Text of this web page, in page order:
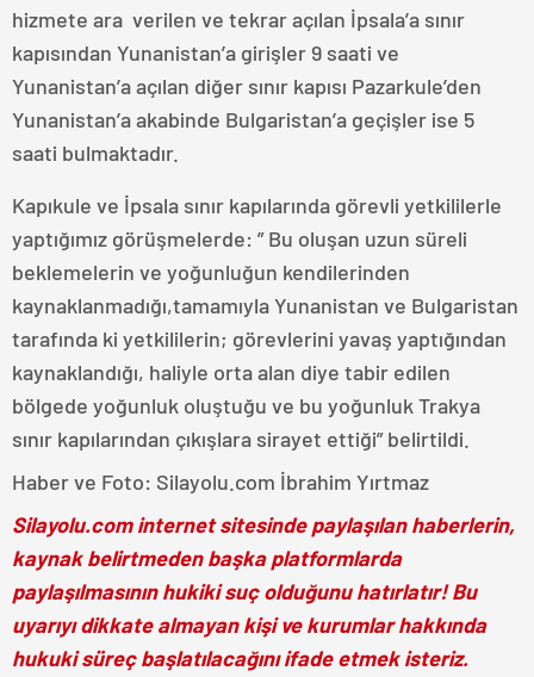
hizmete ara verilen ve tekrar açılan İpsala’a sınır
kapısından Yunanistan’a girişler 9 saati ve
Yunanistan’a açılan diğer sınır kapısı Pazarkule’den
Yunanistan’a akabinde Bulgaristan’a geçişler ise 5
saati bulmaktadır.
Kapıkule ve İpsala sınır kapılarında görevli yetkililerle
yaptığımız görüşmelerde: ” Bu oluşan uzun süreli
beklemelerin ve yoğunluğun kendilerinden
kaynaklanmadığı,tamamıyla Yunanistan ve Bulgaristan
tarafında ki yetkililerin; görevlerini yavaş yaptığından
kaynaklandığı, haliyle orta alan diye tabir edilen
bölgede yoğunluk oluştuğu ve bu yoğunluk Trakya
sınır kapılarından çıkışlara sirayet ettiği” belirtildi.
Haber ve Foto: Silayolu.com İbrahim Yırtmaz
Silayolu.com internet sitesinde paylaşılan haberlerin,
kaynak belirtmeden başka platformlarda
paylaşılmasının hukiki suç olduğunu hatırlatır! Bu
uyarıyı dikkate almayan kişi ve kurumlar hakkında
hukuki süreç başlatılacağını ifade etmek isteriz.